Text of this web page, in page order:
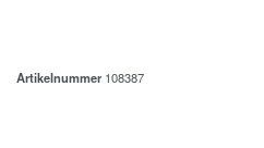
Artikelnummer 108387